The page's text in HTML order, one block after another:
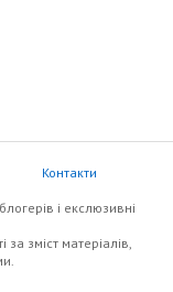
Контакти
i екслюзивнi
за зміст матеріалів,